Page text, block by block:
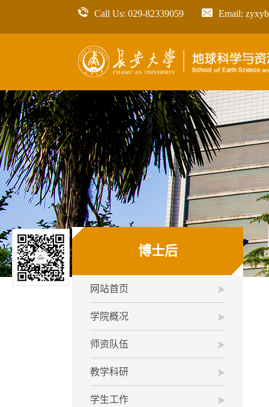
Call Us: 029-82339059 Email:
博士后
网站首页
学院概况
师资队伍
教学科研
学生工作